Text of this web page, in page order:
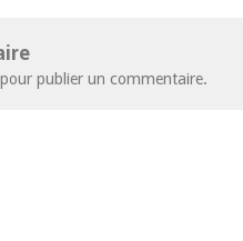
pour publier un commentaire.